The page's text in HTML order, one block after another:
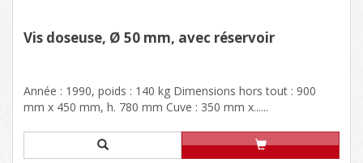
Vis doseuse, Ø 50 mm, avec réservoir
Année : 1990, poids : 140 kg Dimensions hors tout : 900
mm x 450 mm, h. 780 mm Cuve : 350 mm x......